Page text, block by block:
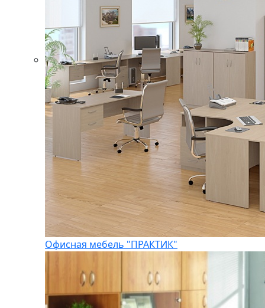
Офисная мебель "ПРАКТИК"